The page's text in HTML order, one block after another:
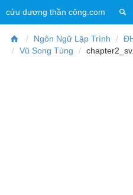
cửu dương thần công.com
Ngôn Ngữ Lập Trình
Vũ Song Tùng